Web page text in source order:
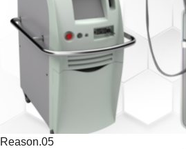
Reason.05